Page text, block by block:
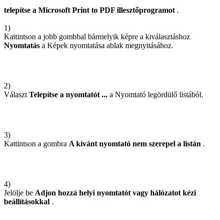
telepítse a Microsoft Print to PDF illesztőprogramot .
1)
Kattintson a jobb gombbal bármelyik képre a kiválasztáshoz
Nyomtatás a Képek nyomtatása ablak megnyitásához.
2)
Választ Telepítse a nyomtatót ... a Nyomtató legördülő listából.
3)
Kattintson a gombra A kívánt nyomtató nem szerepel a listán .
4)
Jelölje be Adjon hozzá helyi nyomtatót vagy hálózatot kézi
beállításokkal .